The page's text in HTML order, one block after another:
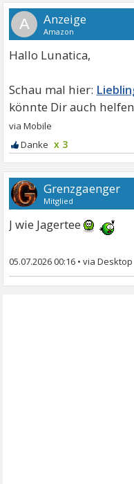
A
Hallo Lunatica,
x 3
Grenzgaenger
Mitglied
J wie Jagertee
05.07.2026 00:16 •